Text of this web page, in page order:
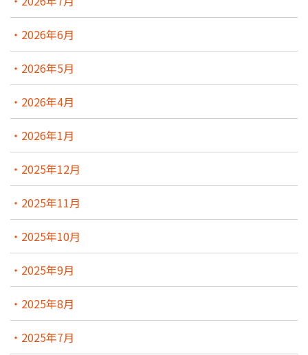
2026年6月
2026年5月
2026年4月
2026年1月
2025年12月
2025年11月
2025年10月
2025年9月
2025年8月
2025年7月